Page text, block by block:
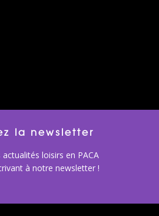
la newsletter
actualités loisirs en PACA
à notre newsletter !